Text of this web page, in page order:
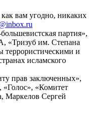
вам угодно, никаких
партия»,
«Тризуб им. Степана
террористическими и
исламского
прав заключенных»,
«Комитет
Маркелов Сергей